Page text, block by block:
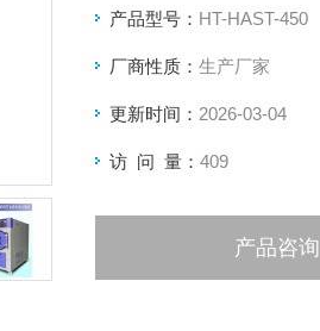
产品型号： HT-HAST-450
厂商性质： 生产厂家
更新时间： 2026-03-04
访 问 量： 409
产品咨询